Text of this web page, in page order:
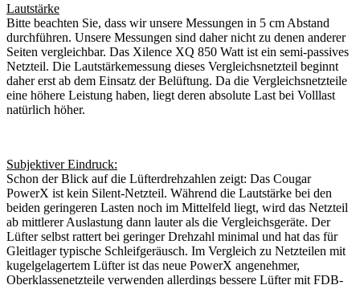
Lautstärke
Bitte beachten Sie, dass wir unsere Messungen in 5 cm Abstand
durchführen. Unsere Messungen sind daher nicht zu denen anderer
Seiten vergleichbar. Das Xilence XQ 850 Watt ist ein semi-passives
Netzteil. Die Lautstärkemessung dieses Vergleichsnetzteil beginnt
daher erst ab dem Einsatz der Belüftung. Da die Vergleichsnetzteile
eine höhere Leistung haben, liegt deren absolute Last bei Volllast
natürlich höher.
Subjektiver Eindruck:
Schon der Blick auf die Lüfterdrehzahlen zeigt: Das Cougar
PowerX ist kein Silent-Netzteil. Während die Lautstärke bei den
beiden geringeren Lasten noch im Mittelfeld liegt, wird das Netzteil
ab mittlerer Auslastung dann lauter als die Vergleichsgeräte. Der
Lüfter selbst rattert bei geringer Drehzahl minimal und hat das für
Gleitlager typische Schleifgeräusch. Im Vergleich zu Netzteilen mit
kugelgelagertem Lüfter ist das neue PowerX angenehmer,
Oberklassenetzteile verwenden allerdings bessere Lüfter mit FDB-